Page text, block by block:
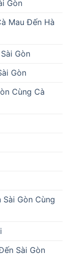
Gòn
Mau Đến Hà
Gòn
Gòn
Cùng Cà
Gòn Cùng
Sài Gòn